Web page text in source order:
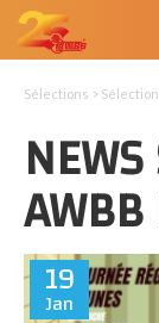
Sélections >
19
Jan